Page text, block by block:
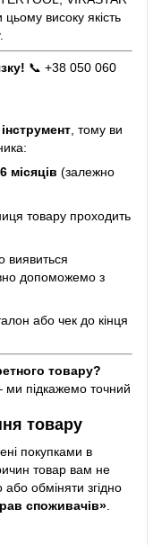
високу якість
📞 +38 050 060
, тому ви
місяців (залежно
товару проходить
виявиться
допоможемо з
або чек до кінця
товару?
підкажемо точний
товару
покупками в
товар вам не
обміняти згідно
споживачів»